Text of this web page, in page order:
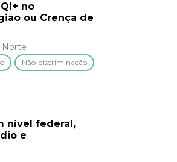
no
ou Crença de
Norte
Não-discriminação
nível federal,
e